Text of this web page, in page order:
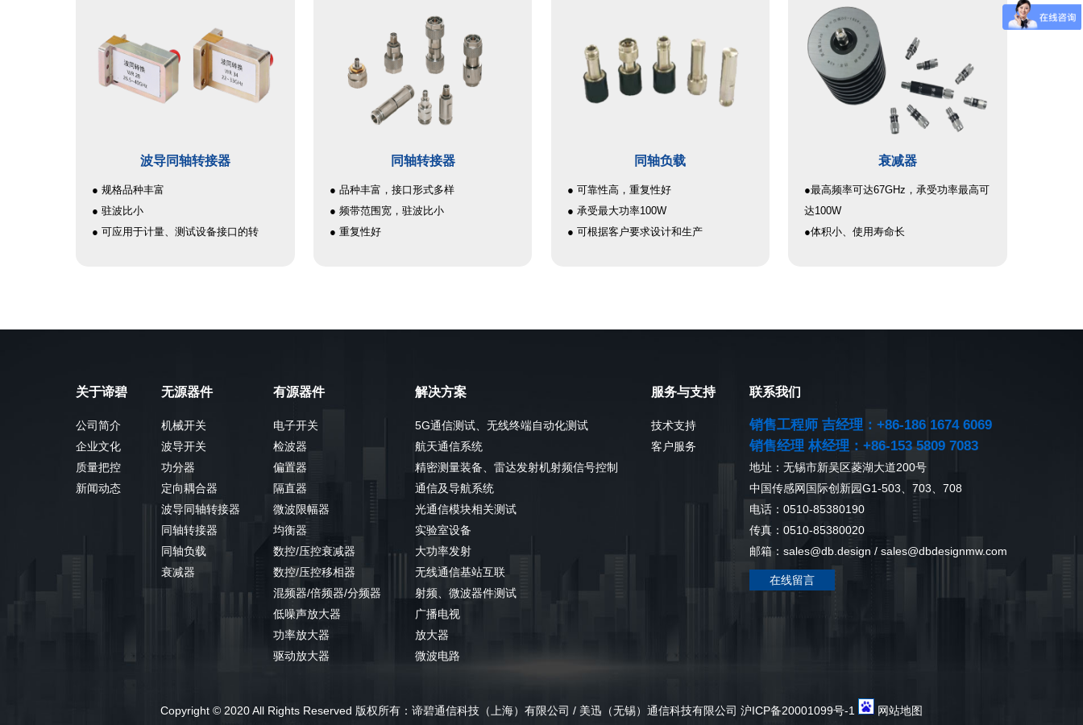
准、功率监测等场合
波导同轴转接器
● 规格品种丰富
● 驻波比小
● 可应用于计量、测试设备接口的转
同轴转接器
● 品种丰富，接口形式多样
● 频带范围宽，驻波比小
● 重复性好
同轴负载
● 可靠性高，重复性好
● 承受最大功率100W
● 可根据客户要求设计和生产
衰减器
●最高频率可达67GHz，承受功率最高可
达100W
●体积小、使用寿命长
关于谛碧
公司简介
企业文化
质量把控
新闻动态
无源器件
机械开关
波导开关
功分器
定向耦合器
波导同轴转接器
同轴转接器
同轴负载
衰减器
有源器件
电子开关
检波器
偏置器
隔直器
微波限幅器
均衡器
数控/压控衰减器
数控/压控移相器
混频器/倍频器/分频器
低噪声放大器
功率放大器
驱动放大器
解决方案
5G通信测试、无线终端自动化测试
航天通信系统
精密测量装备、雷达发射机射频信号控制
通信及导航系统
光通信模块相关测试
实验室设备
大功率发射
无线通信基站互联
射频、微波器件测试
广播电视
放大器
微波电路
服务与支持
技术支持
客户服务
联系我们
销售工程师 吉经理：+86-186 1674 6069
销售经理 林经理：+86-153 5809 7083
地址：无锡市新吴区菱湖大道200号
中国传感网国际创新园G1-503、703、708
电话：0510-85380190
传真：0510-85380020
邮箱：sales@db.design / sales@dbdesignmw.com
在线留言
Copyright © 2020 All Rights Reserved 版权所有：谛碧通信科技（上海）有限公司 / 美迅（无锡）通信科技有限公司 沪ICP备20001099号-1 网站地图